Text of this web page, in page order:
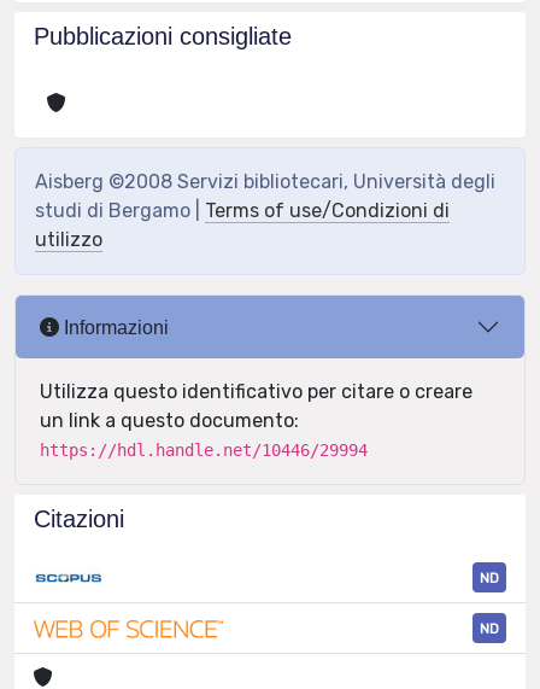
Pubblicazioni consigliate
Aisberg ©2008 Servizi bibliotecari, Università degli
studi di Bergamo | Terms of use/Condizioni di
utilizzo
Informazioni
Utilizza questo identificativo per citare o creare
un link a questo documento:
https://hdl.handle.net/10446/29994
Citazioni
ND
ND